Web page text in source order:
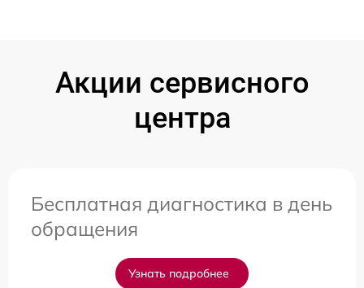
Акции сервисного
центра
Бесплатная диагностика в день
обращения
Узнать подробнее